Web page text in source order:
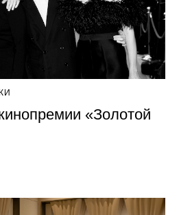
«Золотой